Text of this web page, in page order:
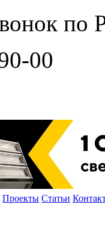
по
00
Проекты Статьи